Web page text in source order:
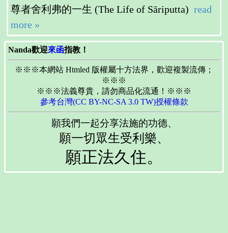
尊者舍利弗的一生 (The Life of Sāriputta) read
more »
Nanda歡迎來函指教！
※※※本網站 Htmled 版權屬十方法界，歡迎複製流傳；
※※※
※※※法義尊貴，請勿商品化流通！※※※
參考台灣(CC BY-NC-SA 3.0 TW)授權條款
願我們一起分享法施的功德、
願一切眾生受利樂、
願正法久住。